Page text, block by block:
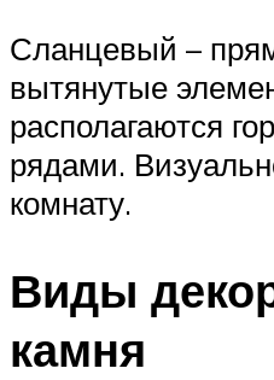
Сланцевый –
вытянутые
располагаются
рядами.
комнату.
Виды
камня